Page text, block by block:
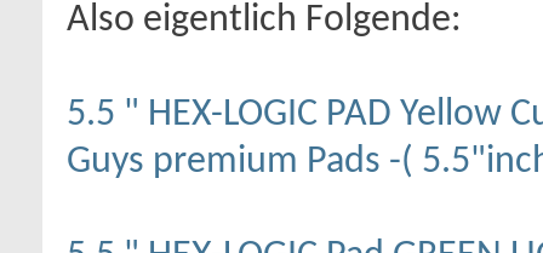
Also eigentlich Folgende:
5.5 " HEX-LOGIC PAD Yellow
Guys premium Pads -(